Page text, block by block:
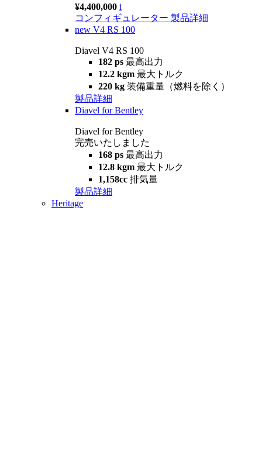
¥4,400,000 i
コンフィギュレーター 製品詳細
new V4 RS 100
Diavel V4 RS 100
182 ps 最高出力
12.2 kgm 最大トルク
220 kg 装備重量（燃料を除く）
製品詳細
Diavel for Bentley
Diavel for Bentley
完売いたしました
168 ps 最高出力
12.8 kgm 最大トルク
1,158cc 排気量
製品詳細
Heritage